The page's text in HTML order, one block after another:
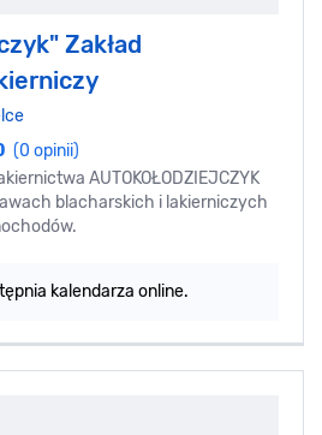
Zakład
(0 opinii)
AUTOKOŁODZIEJCZYK
blacharskich i lakierniczych
kalendarza online.